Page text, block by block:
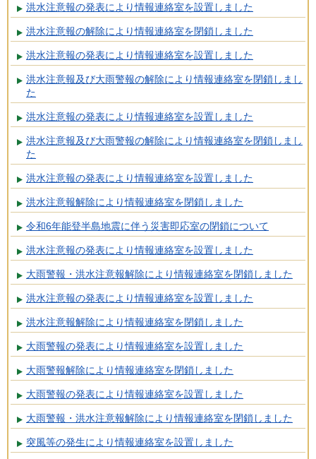
洪水注意報の発表により情報連絡室を設置しました
洪水注意報の解除により情報連絡室を閉鎖しました
洪水注意報の発表により情報連絡室を設置しました
洪水注意報及び大雨警報の解除により情報連絡室を閉鎖しまし
た
洪水注意報の発表により情報連絡室を設置しました
洪水注意報及び大雨警報の解除により情報連絡室を閉鎖しまし
た
洪水注意報の発表により情報連絡室を設置しました
洪水注意報解除により情報連絡室を閉鎖しました
令和6年能登半島地震に伴う災害即応室の閉鎖について
洪水注意報の発表により情報連絡室を設置しました
大雨警報・洪水注意報解除により情報連絡室を閉鎖しました
洪水注意報の発表により情報連絡室を設置しました
洪水注意報解除により情報連絡室を閉鎖しました
大雨警報の発表により情報連絡室を設置しました
大雨警報解除により情報連絡室を閉鎖しました
大雨警報の発表により情報連絡室を設置しました
大雨警報・洪水注意報解除により情報連絡室を閉鎖しました
突風等の発生により情報連絡室を設置しました